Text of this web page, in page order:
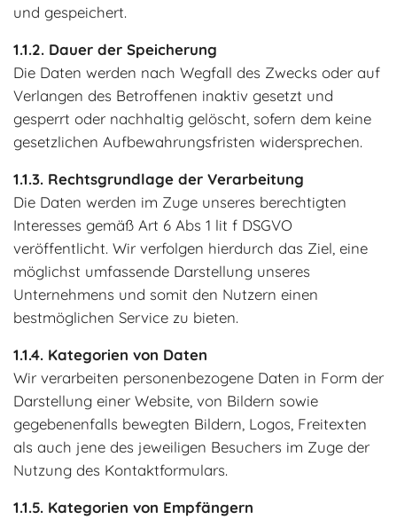
und gespeichert.
Dauer der Speicherung
Die Daten werden nach Wegfall des Zwecks oder auf
Verlangen des Betroffenen inaktiv gesetzt und
gesperrt oder nachhaltig gelöscht, sofern dem keine
gesetzlichen Aufbewahrungsfristen widersprechen.
Rechtsgrundlage der Verarbeitung
Die Daten werden im Zuge unseres berechtigten
Interesses gemäß Art 6 Abs 1 lit f DSGVO
veröffentlicht. Wir verfolgen hierdurch das Ziel, eine
möglichst umfassende Darstellung unseres
Unternehmens und somit den Nutzern einen
bestmöglichen Service zu bieten.
Kategorien von Daten
Wir verarbeiten personenbezogene Daten in Form der
Darstellung einer Website, von Bildern sowie
gegebenenfalls bewegten Bildern, Logos, Freitexten
als auch jene des jeweiligen Besuchers im Zuge der
Nutzung des Kontaktformulars.
Kategorien von Empfängern